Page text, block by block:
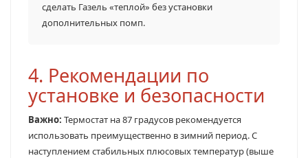
сделать Газель «теплой» без установки
дополнительных помп.
4. Рекомендации по
установке и безопасности
Важно: Термостат на 87 градусов рекомендуется
использовать преимущественно в зимний период. С
наступлением стабильных плюсовых температур (выше